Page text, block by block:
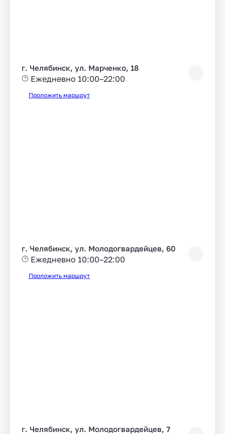
г. Челябинск, ул. Марченко, 18
Ежедневно 10:00–22:00
Проложить маршрут
г. Челябинск, ул. Молодогвардейцев, 60
Ежедневно 10:00–22:00
Проложить маршрут
г. Челябинск, ул. Молодогвардейцев, 7